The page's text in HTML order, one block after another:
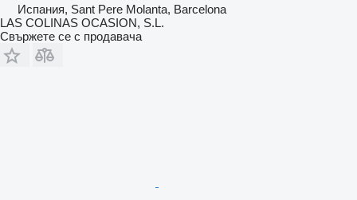
Испания, Sant Pere Molanta, Barcelona
LAS COLINAS OCASION, S.L.
Свържете се с продавача